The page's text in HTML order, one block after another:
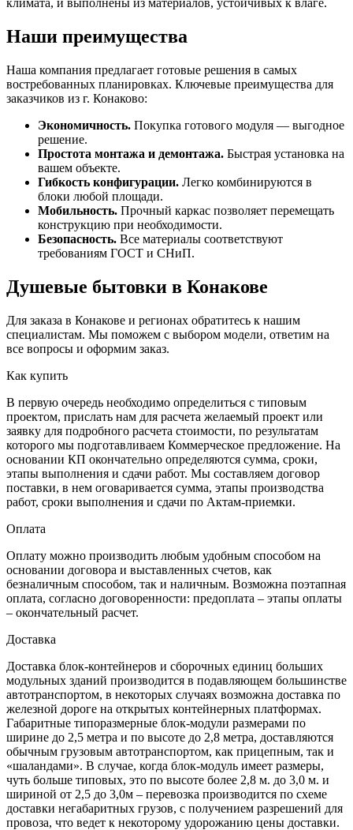
Наши преимущества
Наша компания предлагает готовые решения в самых
востребованных планировках. Ключевые преимущества для
заказчиков из г. Конаково:
Экономичность. Покупка готового модуля — выгодное
решение.
Простота монтажа и демонтажа. Быстрая установка на
вашем объекте.
Гибкость конфигурации. Легко комбинируются в
блоки любой площади.
Мобильность. Прочный каркас позволяет перемещать
конструкцию при необходимости.
Безопасность. Все материалы соответствуют
требованиям ГОСТ и СНиП.
Душевые бытовки в Конакове
Для заказа в Конакове и регионах обратитесь к нашим
специалистам. Мы поможем с выбором модели, ответим на
все вопросы и оформим заказ.
Как купить
В первую очередь необходимо определиться с типовым
проектом, прислать нам для расчета желаемый проект или
заявку для подробного расчета стоимости, по результатам
которого мы подготавливаем Коммерческое предложение. На
основании КП окончательно определяются сумма, сроки,
этапы выполнения и сдачи работ. Мы составляем договор
поставки, в нем оговаривается сумма, этапы производства
работ, сроки выполнения и сдачи по Актам-приемки.
Оплата
Оплату можно производить любым удобным способом на
основании договора и выставленных счетов, как
безналичным способом, так и наличным. Возможна поэтапная
оплата, согласно договоренности: предоплата – этапы оплаты
– окончательный расчет.
Доставка
Доставка блок-контейнеров и сборочных единиц больших
модульных зданий производится в подавляющем большинстве
автотранспортом, в некоторых случаях возможна доставка по
железной дороге на открытых контейнерных платформах.
Габаритные типоразмерные блок-модули размерами по
ширине до 2,5 метра и по высоте до 2,8 метра, доставляются
обычным грузовым автотранспортом, как прицепным, так и
«шаландами». В случае, когда блок-модуль имеет размеры,
чуть больше типовых, это по высоте более 2,8 м. до 3,0 м. и
шириной от 2,5 до 3,0м – перевозка производится по схеме
доставки негабаритных грузов, с получением разрешений для
провоза, что ведет к некоторому удорожанию цены доставки.